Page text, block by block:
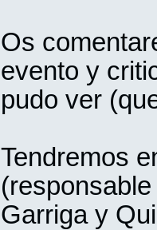
Os
evento y
pudo ver
Tendremos
Garriga y